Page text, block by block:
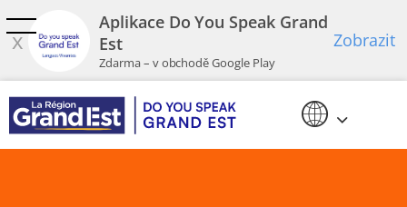
Přeskočit na hlavní obsah
x
Aplikace Do You Speak Grand
Est
Zdarma – v obchodě Google Play
Zobrazit